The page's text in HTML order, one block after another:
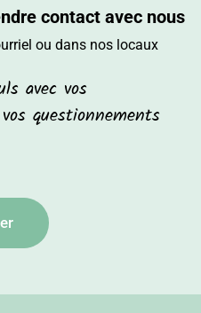
contact avec nous
ou dans nos locaux
avec vos
questionnements